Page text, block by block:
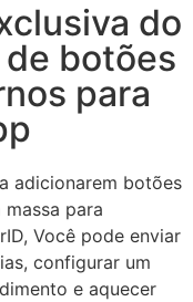
do
botões
para
adicionarem botões
para
Você pode enviar
configurar um
e aquecer